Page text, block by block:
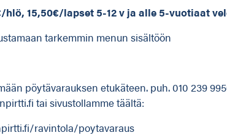
hlö, 15,50€/lapset 5-12 v ja alle 5-vuotiaat
tarkemmin menun sisältöön
pöytävarauksen etukäteen. puh. 010 239
tai sivustollamme täältä:
ravintola/poytavaraus